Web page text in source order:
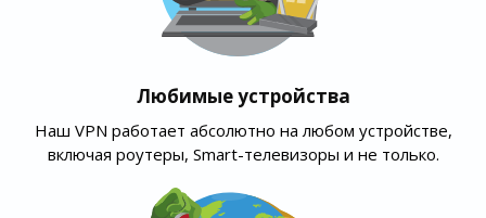
Любимые устройства
Наш VPN работает абсолютно на любом устройстве,
включая роутеры, Smart-телевизоры и не только.